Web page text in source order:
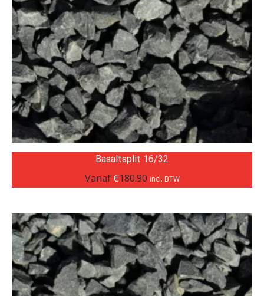
Basaltsplit 16/32
Vanaf €180.90 incl. BTW